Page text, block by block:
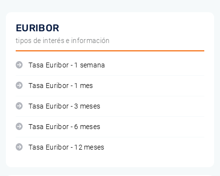
EURIBOR
tipos de interés e información
Tasa Euribor - 1 semana
Tasa Euribor - 1 mes
Tasa Euribor - 3 meses
Tasa Euribor - 6 meses
Tasa Euribor - 12 meses